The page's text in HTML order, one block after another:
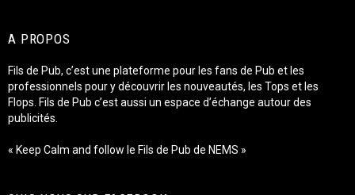
A PROPOS
Fils de Pub, c’est une plateforme pour les fans de Pub et les
professionnels pour y découvrir les nouveautés, les Tops et les
Flops. Fils de Pub c’est aussi un espace d’échange autour des
publicités.
« Keep Calm and follow le Fils de Pub de NEMS »